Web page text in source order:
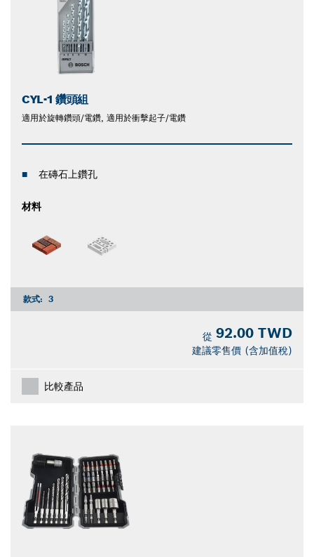
CYL-1 鑽頭組
適用於旋轉鑽頭/電鑽, 適用於衝擊起子/電鑽
在磚石上鑽孔
材料
款式: 3
從 92.00 TWD
建議零售價 (含加值稅)
比較產品